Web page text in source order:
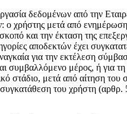
δεδομένων από την
ο χρήστης μετά από ενημέρωση
και την έκταση της
αποδεκτών έχει
για την εκτέλεση
συμβαλλόμενο μέρος, ή για
στάδιο, μετά από αίτηση του
του χρήστη (αρθρ.